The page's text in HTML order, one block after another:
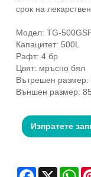
срок на
Модел: TG-
Капацитет: 500L
Рафт: 4 бр
Цвят: мръсно бял
Вътрешен
Външен размер:
Изпратете
Facebook
X